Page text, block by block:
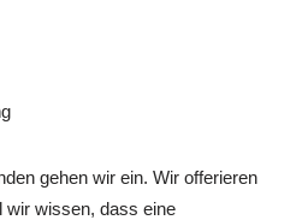
gehen wir ein. Wir offerieren
wir wissen, dass eine